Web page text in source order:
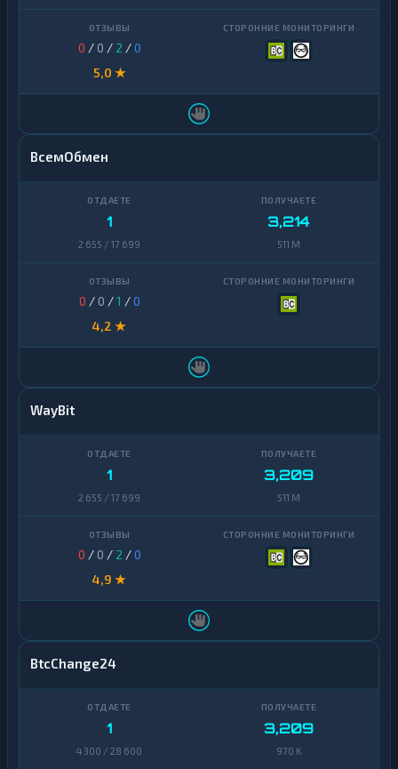
0 / 0 / 2 /0
5,0 ★
ВсемОбмен
1
2 655 / 17 699
3,214
511 M
0 / 0 /1 /0
4,2 ★
WayBit
1
2 655 / 17 699
3,209
511 M
0 / 0 / 2 /0
4,9 ★
BtcChange24
1
4 300 / 28 600
3,209
970 K